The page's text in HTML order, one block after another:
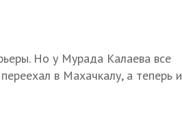
Но у Мурада Калаева все
в Махачкалу, а теперь и